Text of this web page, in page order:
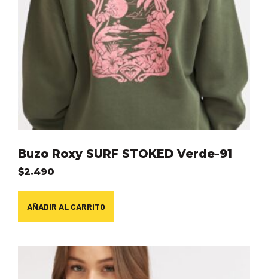
Buzo Roxy SURF STOKED Verde-91
$2.490
AÑADIR AL CARRITO